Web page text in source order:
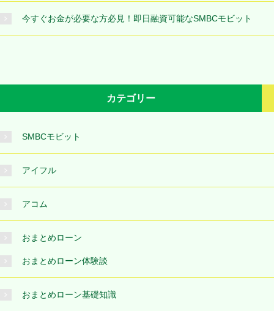
今すぐお金が必要な方必見！即日融資可能なSMBCモビット
カテゴリー
SMBCモビット
アイフル
アコム
おまとめローン
おまとめローン体験談
おまとめローン基礎知識